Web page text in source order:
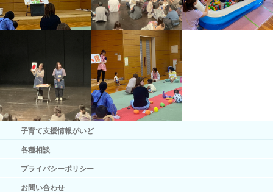
子育て支援情報がいど
各種相談
プライバシーポリシー
お問い合わせ